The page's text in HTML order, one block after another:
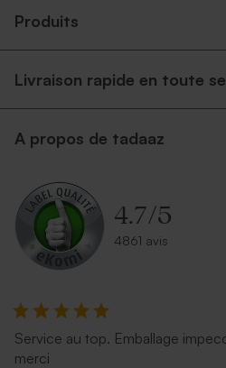
Produits
Livraison rapide en toute
A propos de tadaaz
4.7/5
4861 avis
Service au top. Emballage
merci